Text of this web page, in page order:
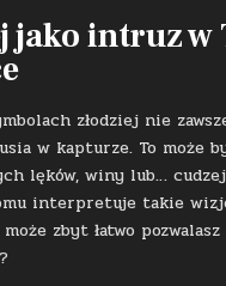
jako intruz w
złodziej nie
w kapturze. To może
lęków, winy lub…
interpretuje takie
zbyt łatwo